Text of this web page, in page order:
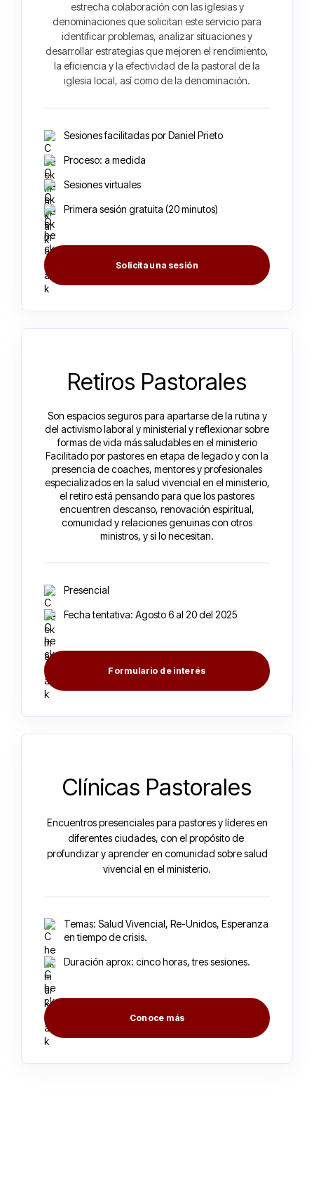
estrecha colaboración con las iglesias y
denominaciones que solicitan este servicio para
identificar problemas, analizar situaciones y
desarrollar estrategias que mejoren el rendimiento,
la eficiencia y la efectividad de la pastoral de la
iglesia local, así como de la denominación.
Sesiones facilitadas por Daniel Prieto
Proceso: a medida
Sesiones virtuales
Primera sesión gratuita (20 minutos)
Solicita una sesión
Retiros Pastorales
Son espacios seguros para apartarse de la rutina y
del activismo laboral y ministerial y reflexionar sobre
formas de vida más saludables en el ministerio
Facilitado por pastores en etapa de legado y con la
presencia de coaches, mentores y profesionales
especializados en la salud vivencial en el ministerio,
el retiro está pensando para que los pastores
encuentren descanso, renovación espiritual,
comunidad y relaciones genuinas con otros
ministros, y si lo necesitan.
Presencial
Fecha tentativa: Agosto 6 al 20 del 2025
Formulario de interés
Clínicas Pastorales
Encuentros presenciales para pastores y líderes en
diferentes ciudades, con el propósito de
profundizar y aprender en comunidad sobre salud
vivencial en el ministerio.
Temas: Salud Vivencial, Re-Unidos, Esperanza
en tiempo de crisis.
Duración aprox: cinco horas, tres sesiones.
Conoce más